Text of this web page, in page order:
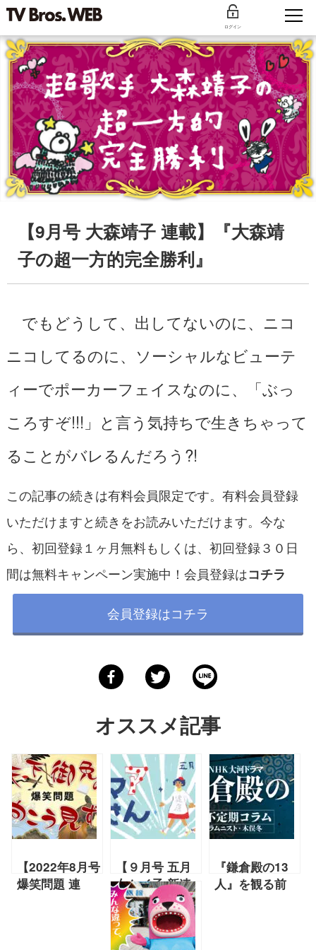
ログイン
【9月号 大森靖子 連載】『大森靖
子の超一方的完全勝利』
でもどうして、出してないのに、ニコ
ニコしてるのに、ソーシャルなビューテ
ィーでポーカーフェイスなのに、「ぶっ
ころすぞ!!!」と言う気持ちで生きちゃって
ることがバレるんだろう?!
この記事の続きは有料会員限定です。有料会員登録
いただけますと続きをお読みいただけます。今な
ら、初回登録１ヶ月無料もしくは、初回登録３０日
間は無料キャンペーン実施中！会員登録はコチラ
会員登録はコチラ
オススメ記事
【2022年8月号
爆笑問題 連
【９月号 五月
女ケイ子 新連
載】第３回「は
るのまゆげ」
『おマアさん』
『鎌倉殿の13
人』を観る前